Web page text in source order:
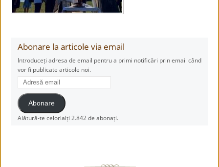
Abonare la articole via email
Introduceți adresa de email pentru a primi notificări prin email când
vor fi publicate articole noi.
Adresă
email
Abonare
Alătură-te celorlalți 2.842 de abonați.